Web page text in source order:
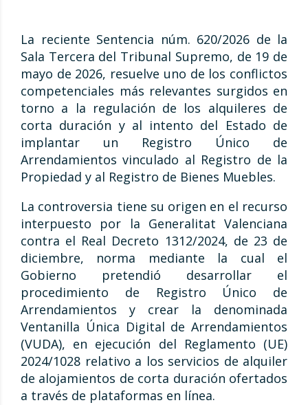
La reciente Sentencia núm. 620/2026 de la
Sala Tercera del Tribunal Supremo, de 19 de
mayo de 2026, resuelve uno de los conflictos
competenciales más relevantes surgidos en
torno a la regulación de los alquileres de
corta duración y al intento del Estado de
implantar un Registro Único de
Arrendamientos vinculado al Registro de la
Propiedad y al Registro de Bienes Muebles.
La controversia tiene su origen en el recurso
interpuesto por la Generalitat Valenciana
contra el Real Decreto 1312/2024, de 23 de
diciembre, norma mediante la cual el
Gobierno pretendió desarrollar el
procedimiento de Registro Único de
Arrendamientos y crear la denominada
Ventanilla Única Digital de Arrendamientos
(VUDA), en ejecución del Reglamento (UE)
2024/1028 relativo a los servicios de alquiler
de alojamientos de corta duración ofertados
a través de plataformas en línea.